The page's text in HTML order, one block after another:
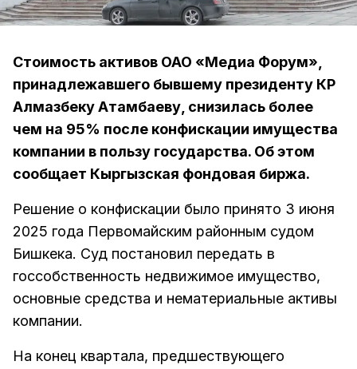
Стоимость активов ОАО «Медиа Форум»,
принадлежавшего бывшему президенту КР
Алмазбеку Атамбаеву, снизилась более
чем на 95% после конфискации имущества
компании в пользу государства. Об этом
сообщает Кыргызская фондовая биржа.
Решение о конфискации было принято 3 июня
2025 года Первомайским районным судом
Бишкека. Суд постановил передать в
госсобственность недвижимое имущество,
основные средства и нематериальные активы
компании.
На конец квартала, предшествующего